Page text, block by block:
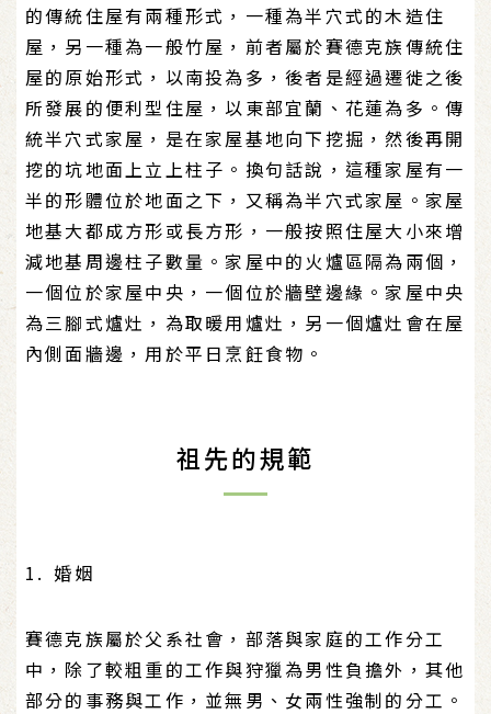
的傳統住屋有兩種形式，一種為半穴式的木造住
屋，另一種為一般竹屋，前者屬於賽德克族傳統住
屋的原始形式，以南投為多，後者是經過遷徙之後
所發展的便利型住屋，以東部宜蘭、花蓮為多。傳
統半穴式家屋，是在家屋基地向下挖掘，然後再開
挖的坑地面上立上柱子。換句話說，這種家屋有一
半的形體位於地面之下，又稱為半穴式家屋。家屋
地基大都成方形或長方形，一般按照住屋大小來增
減地基周邊柱子數量。家屋中的火爐區隔為兩個，
一個位於家屋中央，一個位於牆壁邊緣。家屋中央
為三腳式爐灶，為取暖用爐灶，另一個爐灶會在屋
內側面牆邊，用於平日烹飪食物。
祖先的規範
1. 婚姻
賽德克族屬於父系社會，部落與家庭的工作分工
中，除了較粗重的工作與狩獵為男性負擔外，其他
部分的事務與工作，並無男、女兩性強制的分工。